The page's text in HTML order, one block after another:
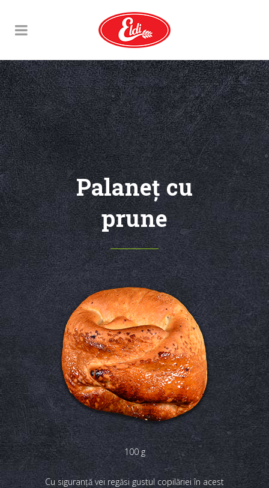
Palaneţ cu
prune
100 g
Cu siguranţă vei regăsi gustul copilăriei în acest